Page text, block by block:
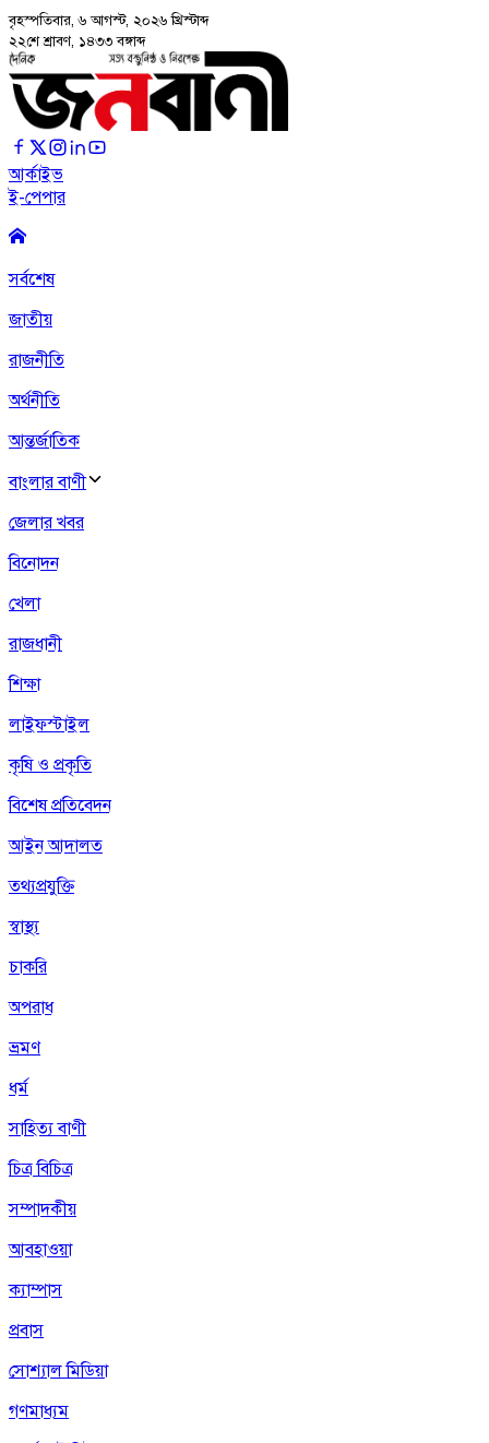
বৃহস্পতিবার, ৬ আগস্ট, ২০২৬ খ্রিস্টাব্দ
২২শে শ্রাবণ, ১৪৩৩ বঙ্গাব্দ
আর্কাইভ
ই-পেপার
সর্বশেষ
জাতীয়
রাজনীতি
অর্থনীতি
আন্তর্জাতিক
বাংলার বাণী
জেলার খবর
বিনোদন
খেলা
রাজধানী
শিক্ষা
লাইফস্টাইল
কৃষি ও প্রকৃতি
বিশেষ প্রতিবেদন
আইন আদালত
তথ্যপ্রযুক্তি
স্বাস্থ্য
চাকরি
অপরাধ
ভ্রমণ
ধর্ম
সাহিত্য বাণী
চিত্র বিচিত্র
সম্পাদকীয়
আবহাওয়া
ক্যাম্পাস
প্রবাস
সোশ্যাল মিডিয়া
গণমাধ্যম